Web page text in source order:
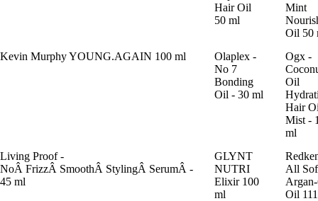
Hair Oil
50 ml
Mint
Oil 50
Kevin Murphy YOUNG.AGAIN 100 ml
Olaplex -
No 7
Bonding
Oil - 30 ml
Ogx -
Oil
Hair
Mist -
ml
Living Proof -
NoÂ FrizzÂ SmoothÂ StylingÂ SerumÂ -
45 ml
GLYNT
NUTRI
Elixir 100
ml
All
Oil